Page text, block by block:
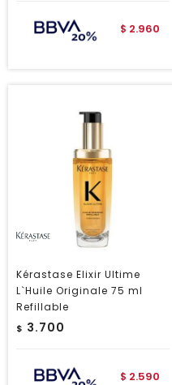
$ 2.960
Kérastase Elixir Ultime
L`Huile Originale 75 ml
Refillable
$ 3.700
$ 2.590